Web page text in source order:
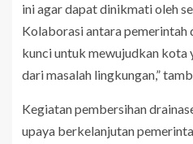
ini agar dapat dinikmati oleh
Kolaborasi antara pemerintah
kunci untuk mewujudkan kota
dari masalah lingkungan,”
Kegiatan pembersihan
upaya berkelanjutan